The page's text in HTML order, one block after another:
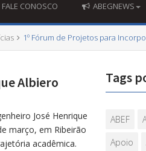
FALE CONOSCO ABEGNEWS
1º Fórum de Projetos para
Albiero
José Henrique
março, em Ribeirão
acadêmica.
Tags
ABEF
Apoio